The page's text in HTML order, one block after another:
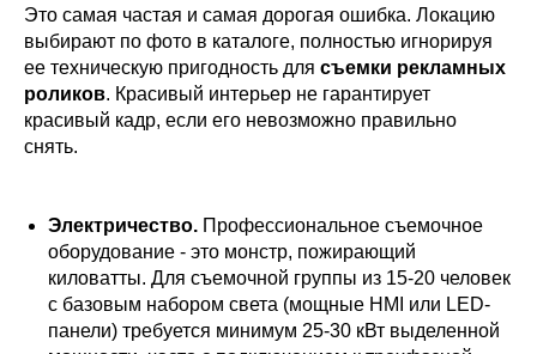
Это самая частая и самая дорогая ошибка. Локацию
выбирают по фото в каталоге, полностью игнорируя
ее техническую пригодность для съемки рекламных
роликов. Красивый интерьер не гарантирует
красивый кадр, если его невозможно правильно
снять.
Электричество. Профессиональное съемочное
оборудование - это монстр, пожирающий
киловатты. Для съемочной группы из 15-20 человек
с базовым набором света (мощные HMI или LED-
панели) требуется минимум 25-30 кВт выделенной